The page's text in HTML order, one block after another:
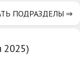
2025)
ПОДРАЗДЕЛЫ ⇒